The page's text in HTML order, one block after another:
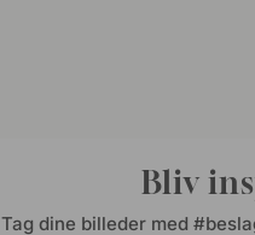
Bliv
Tag dine billeder med